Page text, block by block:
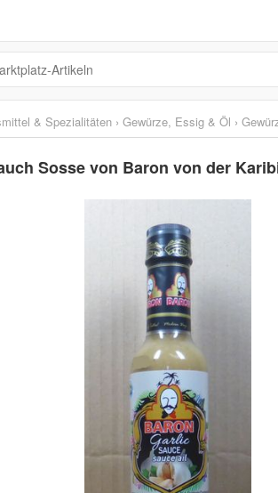
& Spezialitäten › Gewürze, Essig & Öl ›
Sosse von Baron von der